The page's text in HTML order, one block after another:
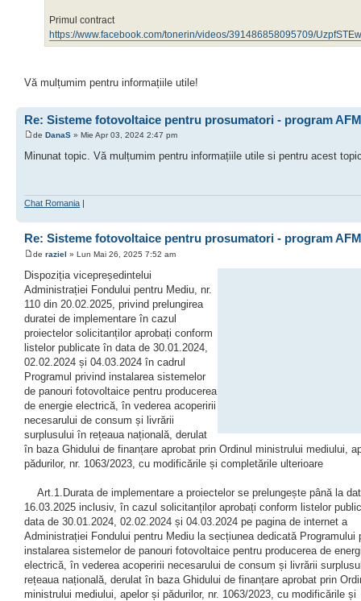
Primul contract
https://www.facebook.com/tonerin/videos/391486858095709/
Vă mulțumim pentru informațiile utile!
Re: Sisteme fotovoltaice pentru prosumatori - program
de DanaS » Mie Apr 03, 2024 2:47 pm
Minunat topic. Vă mulțumim pentru informațiile utile si pentru acest
Chat Romania |
Re: Sisteme fotovoltaice pentru prosumatori - program
de raziel » Lun Mai 26, 2025 7:52 am
Dispoziția vicepreședintelui
Administrației Fondului pentru Mediu, nr.
110 din 20.02.2025, privind prelungirea
duratei de implementare în cazul
proiectelor solicitanților aprobați conform
listelor publicate în data de 30.01.2024,
02.02.2024 și 04.03.2024 în cadrul
Programul privind instalarea sistemelor
de panouri fotovoltaice pentru producerea
de energie electrică, în vederea acoperirii
necesarului de consum și livrării
surplusului în rețeaua națională, derulat
în baza Ghidului de finanțare aprobat prin Ordinul ministrului mediului,
pădurilor, nr. 1063/2023, cu modificările și completările ulterioare
Art.1.Durata de implementare a proiectelor se prelungește până la
16.03.2025 inclusiv, în cazul solicitanților aprobați conform listelor
data de 30.01.2024, 02.02.2024 și 04.03.2024 pe pagina de internet a
Administrației Fondului pentru Mediu la secțiunea dedicată Programului
instalarea sistemelor de panouri fotovoltaice pentru producerea de
electrică, în vederea acoperirii necesarului de consum și livrării
rețeaua națională, derulat în baza Ghidului de finanțare aprobat prin
ministrului mediului, apelor și pădurilor, nr. 1063/2023, cu modificările și